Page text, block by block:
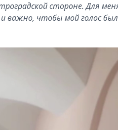
стороне. Для
важно, чтобы мой голос был